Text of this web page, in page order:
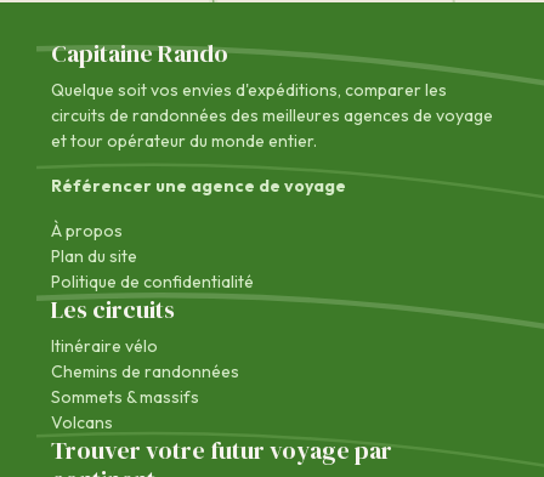
Capitaine Rando
Quelque soit vos envies d'expéditions, comparer les
circuits de randonnées des meilleures agences de voyage
et tour opérateur du monde entier.
Référencer une agence de voyage
À propos
Plan du site
Politique de confidentialité
Les circuits
Itinéraire vélo
Chemins de randonnées
Sommets & massifs
Volcans
Trouver votre futur voyage par